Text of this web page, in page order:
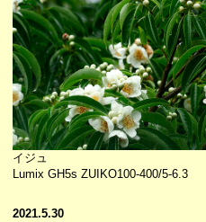
イジュ
Lumix GH5s ZUIKO100-400/5-6.3
2021.5.30